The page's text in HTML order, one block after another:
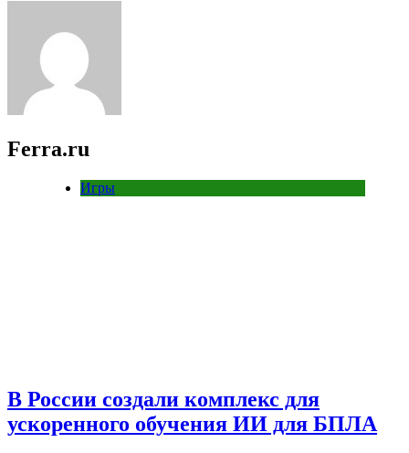
Ferra.ru
Игры
В России создали комплекс для
ускоренного обучения ИИ для БПЛА